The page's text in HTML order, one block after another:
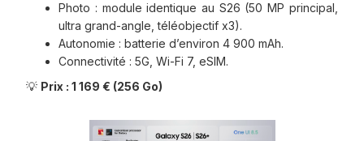
Photo : module identique au S26 (50 MP principal,
ultra grand-angle, téléobjectif x3).
Autonomie : batterie d’environ 4 900 mAh.
Connectivité : 5G, Wi-Fi 7, eSIM.
💡 Prix : 1 169 € (256 Go)